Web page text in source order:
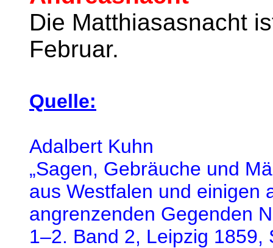
Die Matthiasasnacht
Februar.
Quelle:
Adalbert Kuhn
„Sagen, Gebräuche und
aus Westfalen und einigen
angrenzenden Gegenden
1–2. Band 2, Leipzig 1859,